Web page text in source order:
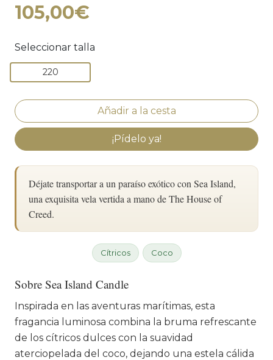
105,00€
Seleccionar talla
220
¡Pídelo ya!
Déjate transportar a un paraíso exótico con Sea Island,
una exquisita vela vertida a mano de The House of
Creed.
Cítricos Coco
Sobre Sea Island Candle
Inspirada en las aventuras marítimas, esta
fragancia luminosa combina la bruma refrescante
de los cítricos dulces con la suavidad
aterciopelada del coco, dejando una estela cálida